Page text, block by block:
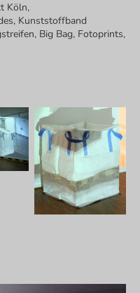
Köln,
Kunststoffband
Big Bag, Fotoprints,